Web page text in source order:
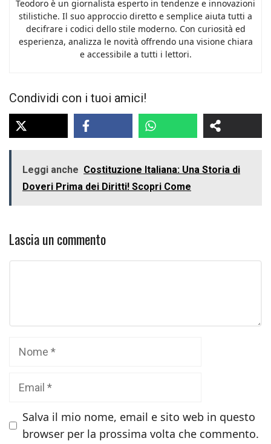
Teodoro è un giornalista esperto in tendenze e innovazioni
stilistiche. Il suo approccio diretto e semplice aiuta tutti a
decifrare i codici dello stile moderno. Con curiosità ed
esperienza, analizza le novità offrendo una visione chiara
e accessibile a tutti i lettori.
Condividi con i tuoi amici!
Leggi anche Costituzione Italiana: Una Storia di
Doveri Prima dei Diritti! Scopri Come
Lascia un commento
Salva il mio nome, email e sito web in questo
browser per la prossima volta che commento.